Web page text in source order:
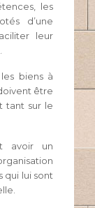
les
d’une
leur
biens à
être
tant sur le
avoir un
qui lui sont